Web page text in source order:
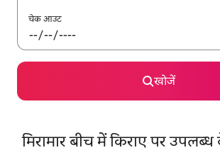
चेक आउट
खोजें
मिरामार बीच में किराए पर उपलब्ध